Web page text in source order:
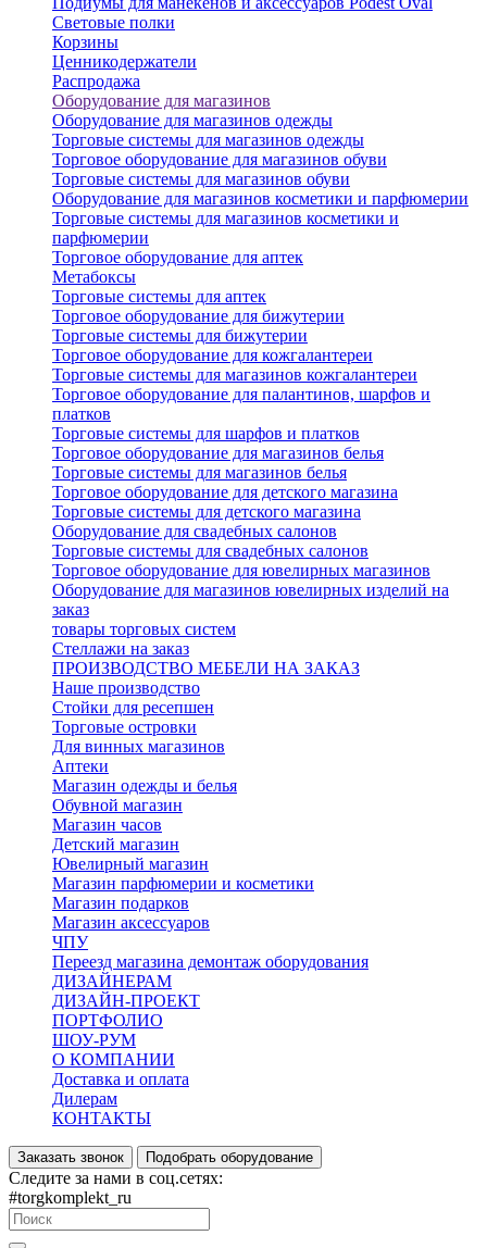
Световые полки
Корзины
Ценникодержатели
Распродажа
Оборудование для магазинов
Оборудование для магазинов одежды
Торговые системы для магазинов одежды
Торговое оборудование для магазинов обуви
Торговые системы для магазинов обуви
Оборудование для магазинов косметики и парфюмерии
Торговые системы для магазинов косметики и
парфюмерии
Торговое оборудование для аптек
Метабоксы
Торговые системы для аптек
Торговое оборудование для бижутерии
Торговые системы для бижутерии
Торговое оборудование для кожгалантереи
Торговые системы для магазинов кожгалантереи
Торговое оборудование для палантинов, шарфов и
платков
Торговые системы для шарфов и платков
Торговое оборудование для магазинов белья
Торговые системы для магазинов белья
Торговое оборудование для детского магазина
Торговые системы для детского магазина
Оборудование для свадебных салонов
Торговые системы для свадебных салонов
Торговое оборудование для ювелирных магазинов
Оборудование для магазинов ювелирных изделий на
заказ
товары торговых систем
Стеллажи на заказ
ПРОИЗВОДСТВО МЕБЕЛИ НА ЗАКАЗ
Наше производство
Стойки для ресепшен
Торговые островки
Для винных магазинов
Аптеки
Магазин одежды и белья
Обувной магазин
Магазин часов
Детский магазин
Ювелирный магазин
Магазин парфюмерии и косметики
Магазин подарков
Магазин аксессуаров
ЧПУ
Переезд магазина демонтаж оборудования
ДИЗАЙНЕРАМ
ДИЗАЙН-ПРОЕКТ
ПОРТФОЛИО
ШОУ-РУМ
О КОМПАНИИ
Доставка и оплата
Дилерам
КОНТАКТЫ
Заказать звонок Подобрать оборудование
Следите за нами в соц.сетях:
#torgkomplekt_ru